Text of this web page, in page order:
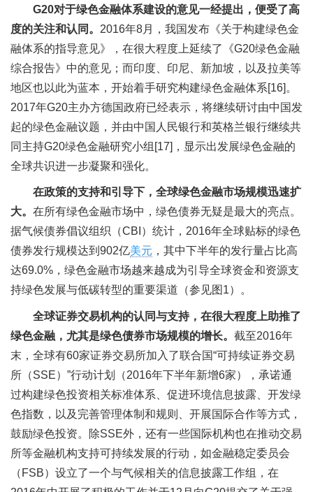
G20对于绿色金融体系建设的意见一经提出，便受了高
度的关注和认同。 2016年8月，我国发布《关于构建绿色金
融体系的指导意见》，在很大程度上延续了《G20绿色金融
综合报告》中的意见；而印度、印尼、新加坡，以及拉美等
地区也以此为蓝本，开始着手研究构建绿色金融体系[16]。
2017年G20主办方德国政府已经表示，将继续研讨由中国发
起的绿色金融议题，并由中国人民银行和英格兰银行继续共
同主持G20绿色金融研究小组[17]，显示出发展绿色金融的
全球共识进一步凝聚和强化。
在政策的支持和引导下，全球绿色金融市场规模迅速扩
大。 在所有绿色金融市场中，绿色债券无疑是最大的亮点。
据气候债券倡议组织（CBI）统计，2016年全球贴标的绿色
债券发行规模达到902亿美元 ，其中下半年的发行量占比高
达69.0%，绿色金融市场越来越成为引导全球资金和资源支
持绿色发展与低碳转型的重要渠道（参见图1）。
全球证券交易机构的认同与支持，在很大程度上助推了
绿色金融，尤其是绿色债券市场规模的增长。 截至2016年
末，全球有60家证券交易所加入了联合国“可持续证券交易
所（SSE）”行动计划（2016年下半年新增6家），承诺通
过构建绿色投资相关标准体系、促进环境信息披露、开发绿
色指数，以及完善管理体制和规则、开展国际合作等方式，
鼓励绿色投资。除SSE外，还有一些国际机构也在推动交易
所等金融机构支持可持续发展的行动，如金融稳定委员会
（FSB）设立了一个与气候相关的信息披露工作组，在